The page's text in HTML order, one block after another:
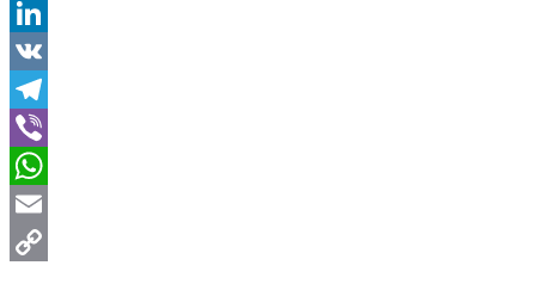
X
LinkedIn
VK
Telegram
Viber
WhatsApp
Email